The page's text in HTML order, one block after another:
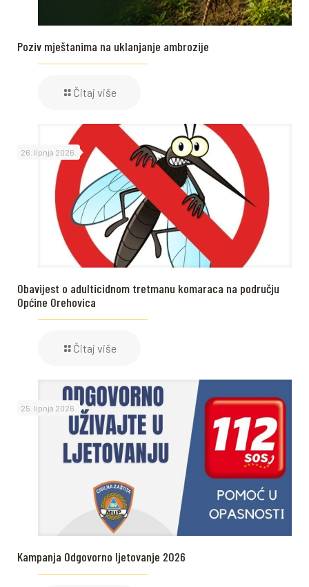
Poziv mještanima na uklanjanje ambrozije
Čitaj više
26. lipnja 2026.
Obavijest o adulticidnom tretmanu komaraca na području
Općine Orehovica
Čitaj više
25. lipnja 2026.
Kampanja Odgovorno ljetovanje 2026